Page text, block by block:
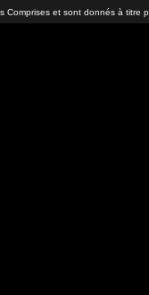
Comprises et sont donnés à